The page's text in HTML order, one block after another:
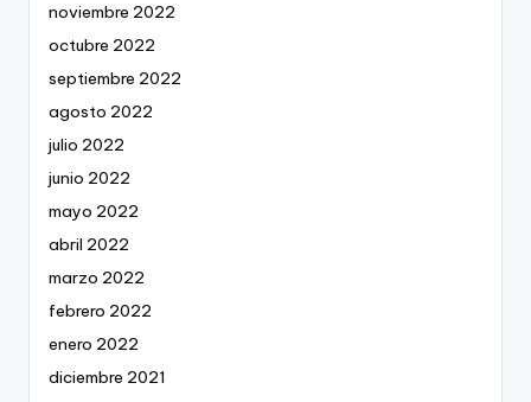
noviembre 2022
octubre 2022
septiembre 2022
agosto 2022
julio 2022
junio 2022
mayo 2022
abril 2022
marzo 2022
febrero 2022
enero 2022
diciembre 2021